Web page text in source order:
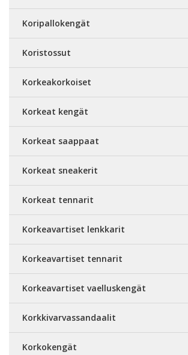
Koripallokengät
Koristossut
Korkeakorkoiset
Korkeat kengät
Korkeat saappaat
Korkeat sneakerit
Korkeat tennarit
Korkeavartiset lenkkarit
Korkeavartiset tennarit
Korkeavartiset vaelluskengät
Korkkivarvassandaalit
Korkokengät